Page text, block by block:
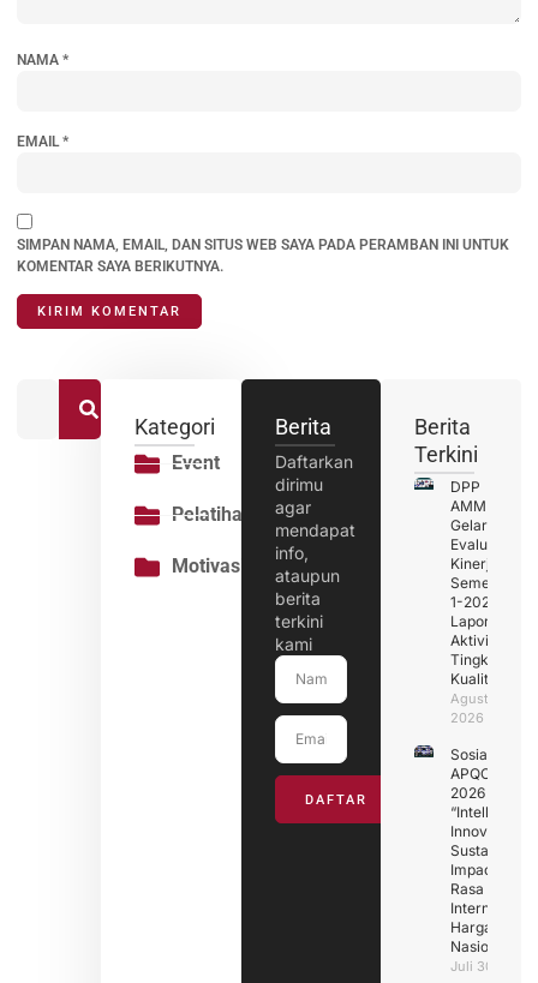
NAMA *
EMAIL*
SIMPAN NAMA, EMAIL, DAN SITUS WEB SAYA PADA PERAMBAN INI UNTUK
KOMENTAR SAYA BERIKUTNYA.
Kategori
Event
Pelatihan
Motivasi
Berita
Daftarkan
dirimu
agar
mendapat
info,
ataupun
berita
terkini
kami
DAFTAR
Berita
Terkini
DPP
AMMPI
Gelar
Evaluasi
Kinerja
Semester
1-2026 :
Laporan
Aktivitas
Tingkatkan
Kualitas
Agustus 4,
2026
APQO IC
2026
“Intelligence
Innovation
Sustainable
Impact” :
Rasa
Internasional
Harga
Nasional
Juli 30, 2026